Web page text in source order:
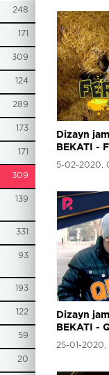
248
171
309
124
289
173
171
309
139
331
93
193
122
59
20
Dizayn
BEKATI -
5-02-2020,
Dizayn
BEKATI -
25-01-2020,